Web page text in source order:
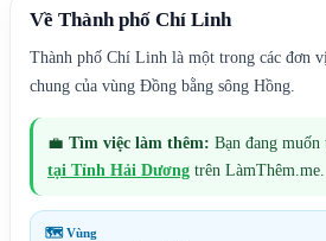
Về Thành phố Chí Linh
Thành phố Chí Linh là một trong các đơn
chung của vùng Đồng bằng sông Hồng.
💼 Tìm việc làm thêm: Bạn đang
tại Tỉnh Hải Dương trên LàmThêm.me.
🗺 Vùng